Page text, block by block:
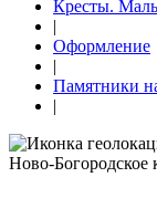
Кресты.
|
Оформление
|
Памятники
|
Ново-Богородское